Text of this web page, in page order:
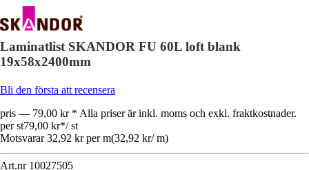
Laminatlist SKANDOR FU 60L loft blank
19x58x2400mm
Bli den första att recensera
pris — 79,00 kr * Alla priser är inkl. moms och exkl. fraktkostnader.
per st79,00 kr*/ st
Motsvarar 32,92 kr per m(32,92 kr/ m)
Art.nr 10027505